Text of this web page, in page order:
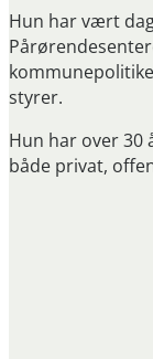
Hun har vært
styrer.
Hun har over 30
både privat,